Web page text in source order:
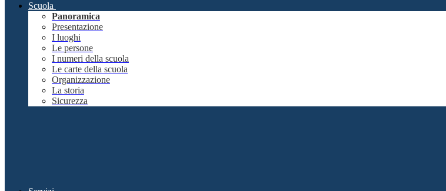
Scuola
Panoramica
Presentazione
I luoghi
Le persone
I numeri della scuola
Le carte della scuola
Organizzazione
La storia
Sicurezza